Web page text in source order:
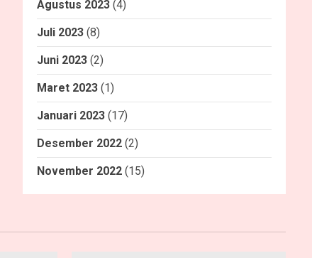
Agustus 2023 (4)
Juli 2023 (8)
Juni 2023 (2)
Maret 2023 (1)
Januari 2023 (17)
Desember 2022 (2)
November 2022 (15)